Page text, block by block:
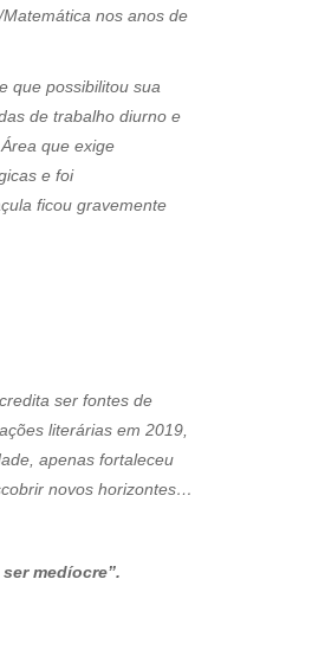
nos anos de
que possibilitou sua
de trabalho diurno e
que exige
e foi
ficou gravemente
ser fontes de
literárias em 2019,
apenas fortaleceu
novos horizontes…
medíocre”.